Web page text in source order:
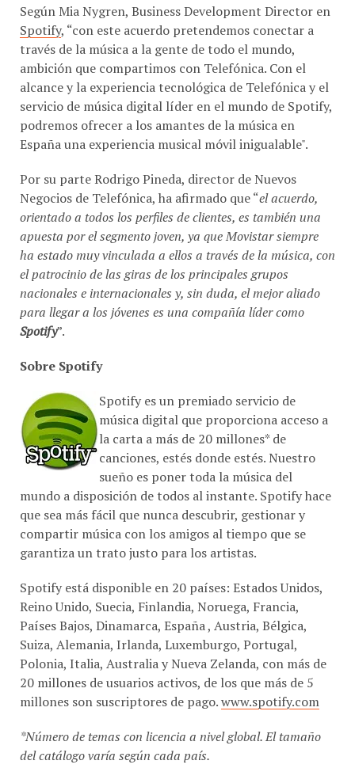
Según Mia Nygren, Business Development Director en
Spotify, “con este acuerdo pretendemos conectar a
través de la música a la gente de todo el mundo,
ambición que compartimos con Telefónica. Con el
alcance y la experiencia tecnológica de Telefónica y el
servicio de música digital líder en el mundo de Spotify,
podremos ofrecer a los amantes de la música en
España una experiencia musical móvil inigualable".
Por su parte Rodrigo Pineda, director de Nuevos
Negocios de Telefónica, ha afirmado que “el acuerdo,
orientado a todos los perfiles de clientes, es también una
apuesta por el segmento joven, ya que Movistar siempre
ha estado muy vinculada a ellos a través de la música, con
el patrocinio de las giras de los principales grupos
nacionales e internacionales y, sin duda, el mejor aliado
para llegar a los jóvenes es una compañía líder como
Spotify”.
Sobre Spotify
Spotify es un premiado servicio de
música digital que proporciona acceso a
la carta a más de 20 millones* de
canciones, estés donde estés. Nuestro
sueño es poner toda la música del
mundo a disposición de todos al instante. Spotify hace
que sea más fácil que nunca descubrir, gestionar y
compartir música con los amigos al tiempo que se
garantiza un trato justo para los artistas.
Spotify está disponible en 20 países: Estados Unidos,
Reino Unido, Suecia, Finlandia, Noruega, Francia,
Países Bajos, Dinamarca, España , Austria, Bélgica,
Suiza, Alemania, Irlanda, Luxemburgo, Portugal,
Polonia, Italia, Australia y Nueva Zelanda, con más de
20 millones de usuarios activos, de los que más de 5
millones son suscriptores de pago. www.spotify.com
*Número de temas con licencia a nivel global. El tamaño
del catálogo varía según cada país.